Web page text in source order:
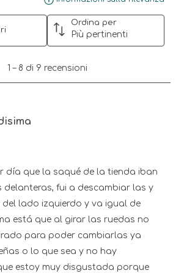
Ordina per
Più pertinenti
1 – 8 di 9 recensioni
día que la saqué de la tienda iban
delanteras, fui a descambiar las y
del lado izquierdo y va igual de
está que al girar las ruedas no
para poder cambiarlas ya
o lo que sea y no hay
estoy muy disgustada porque